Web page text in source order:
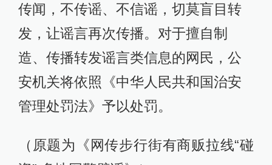
传闻，不传谣、不信谣，切莫盲目转
发，让谣言再次传播。对于擅自制
造、传播转发谣言类信息的网民，公
安机关将依照《中华人民共和国治安
管理处罚法》予以处罚。
（原题为《网传步行街有商贩拉线“碰